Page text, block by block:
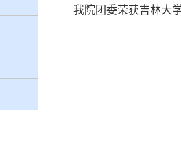
我院团委荣获吉林大